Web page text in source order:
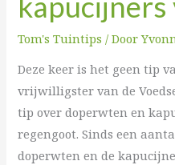
Tom's Tuintips / Door
Deze keer is het geen tip
vrijwilligster van de
tip over doperwten en
regengoot. Sinds een
doperwten en de